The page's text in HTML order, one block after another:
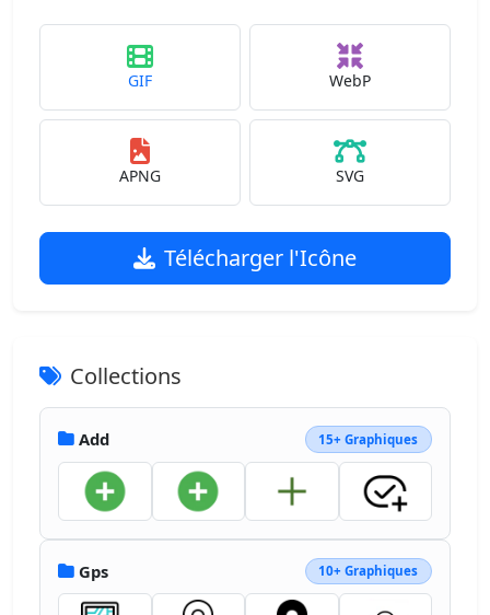
GIF WebP
APNG SVG
Télécharger l'Icône
Collections
Add 15+ Graphiques
Gps 10+ Graphiques